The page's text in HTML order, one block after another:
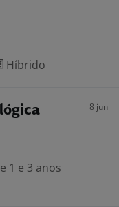
Híbrido
8 jun
1 e 3 anos